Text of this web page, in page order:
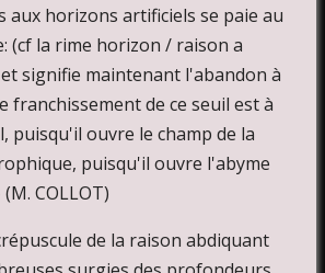
aux horizons artificiels se paie au
(cf la rime horizon / raison a
signifie maintenant l'abandon à
franchissement de ce seuil est à
puisqu'il ouvre le champ de la
puisqu'il ouvre l'abyme
COLLOT)
de la raison abdiquant